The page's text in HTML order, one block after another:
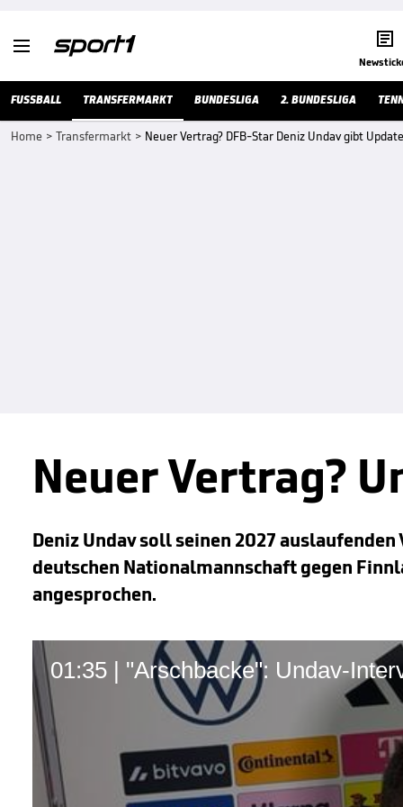
 
FUSSBALL TRANSFERMARKT BUNDESLIGA 2. BUNDESLIGA
Home > Transfermarkt > Neuer Vertrag? DFB-Star Deniz Undav gibt Update
Neuer Vertrag?
Deniz Undav soll seinen 2027
deutschen Nationalmannschaft gegen
angesprochen.
01:35 | "Arschbacke": Undav-